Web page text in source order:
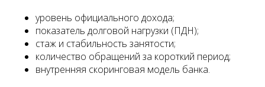
уровень официального дохода;
показатель долговой нагрузки (ПДН);
стаж и стабильность занятости;
количество обращений за короткий период;
внутренняя скоринговая модель банка.